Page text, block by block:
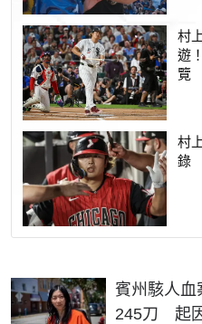
村
遊
覽
村
錄
賓州駭人血
245刀 起